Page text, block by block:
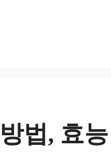
법, 효능